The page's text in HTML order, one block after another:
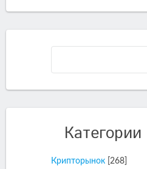
Крипторынок [268]